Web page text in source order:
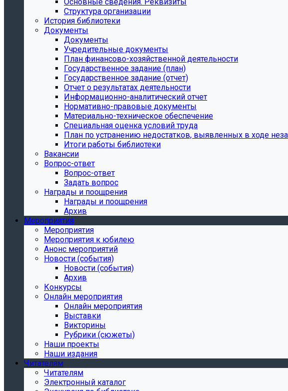
Структура организации
История библиотеки
Документы
Документы
Учредительные документы
План финансово-хозяйственной деятельности
Государственное задание (план)
Государственное задание (отчет)
Отчет о результатах деятельности
Информационно-аналитический отчет
Нормативно-правовые документы
Материально-техническое обеспечение
Специальная оценка условий труда
План по устранению недостатков, выявленных в ходе
Итоги работы библиотеки
Вакансии
Вопрос-ответ
Вопрос-ответ
Задать вопрос
Награды и поощрения
Награды и поощрения
Архив
Мероприятия
Мероприятия
Мероприятия к юбилею
Анонс мероприятий
Новости (события)
Новости (события)
Архив
Конкурсы
Онлайн мероприятия
Онлайн мероприятия
Выставки
Викторины
Рубрики (сюжеты)
Наши проекты
Наши издания
Читателям
Читателям
Электронный каталог